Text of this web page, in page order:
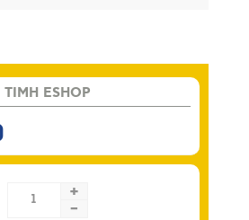
TIMH ESHOP
+
-